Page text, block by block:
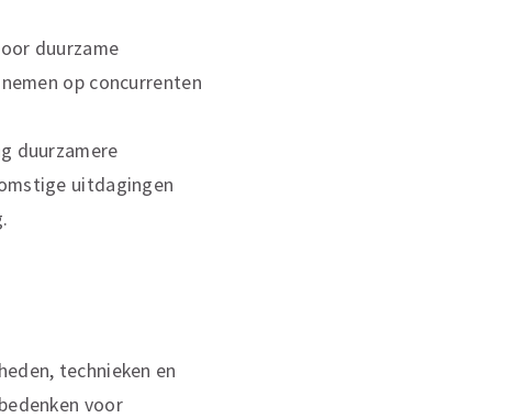
duurzame
op concurrenten
duurzamere
uitdagingen
technieken en
voor